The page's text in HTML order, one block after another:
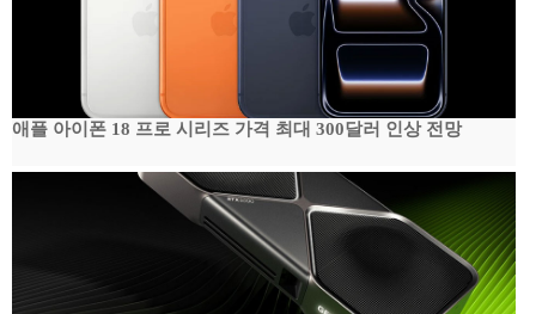
애플 아이폰 18 프로 시리즈 가격 최대 300달러 인상 전망